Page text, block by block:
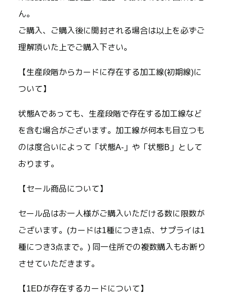
ん。
ご購入、ご購入後に開封される場合は以上を必ずご
理解頂いた上でご購入下さい。
【生産段階からカードに存在する加工線(初期線)に
ついて】
状態Aであっても、生産段階で存在する加工線など
を含む場合がございます。加工線が何本も目立つも
のは度合いによって「状態A-」や「状態B」として
おります。
【セール商品について】
セール品はお一人様がご購入いただける数に限数が
ございます。(カードは1種につき1点、サプライは1
種につき3点まで。) 同一住所での複数購入もお断り
させていただきます。
【1EDが存在するカードについて】